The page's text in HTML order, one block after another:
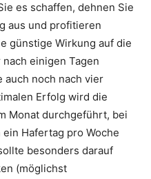
es schaffen, dehnen Sie
aus und profitieren
günstige Wirkung auf die
einigen Tagen
auch noch nach vier
Erfolg wird die
Monat durchgeführt, bei
Hafertag pro Woche
besonders darauf
(möglichst